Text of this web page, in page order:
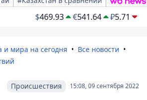
$469.93 €541.64 ₽5.71
и мира на сегодня
Все новости
15:08, 09 сентября 2022
Происшествия